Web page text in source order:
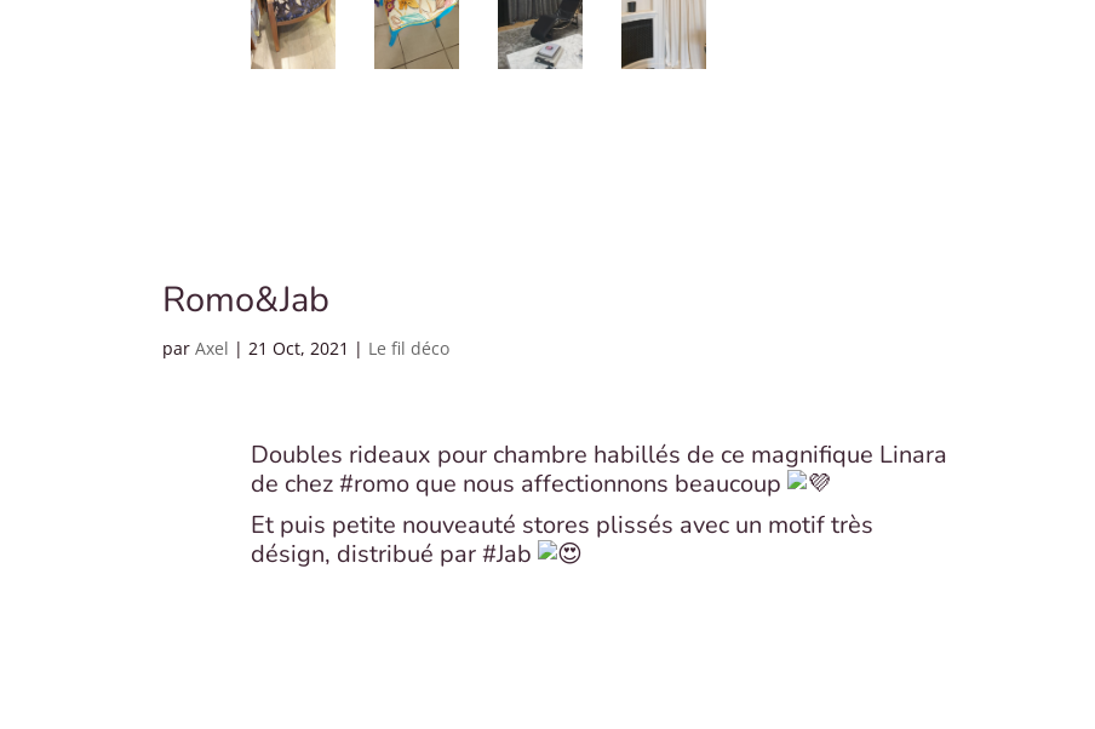
Romo&Jab
parAxel | 21 Oct, 2021 | Le fil déco
Doubles rideaux pour chambre habillés de ce magnifique Linara
de chez#romoque nous affectionnons beaucoup
Et puis petite nouveauté stores plissés avec un motif très
désign, distribué par#Jab